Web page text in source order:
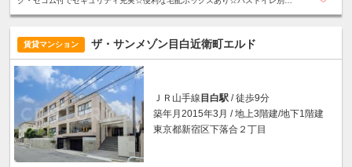
賃貸マンション ザ・サンメゾン目白近衛町エルド
ＪＲ山手線 目白駅 / 徒歩9分
築年月2015年3月 / 地上3階建/地下1階建
東京都新宿区下落合２丁目